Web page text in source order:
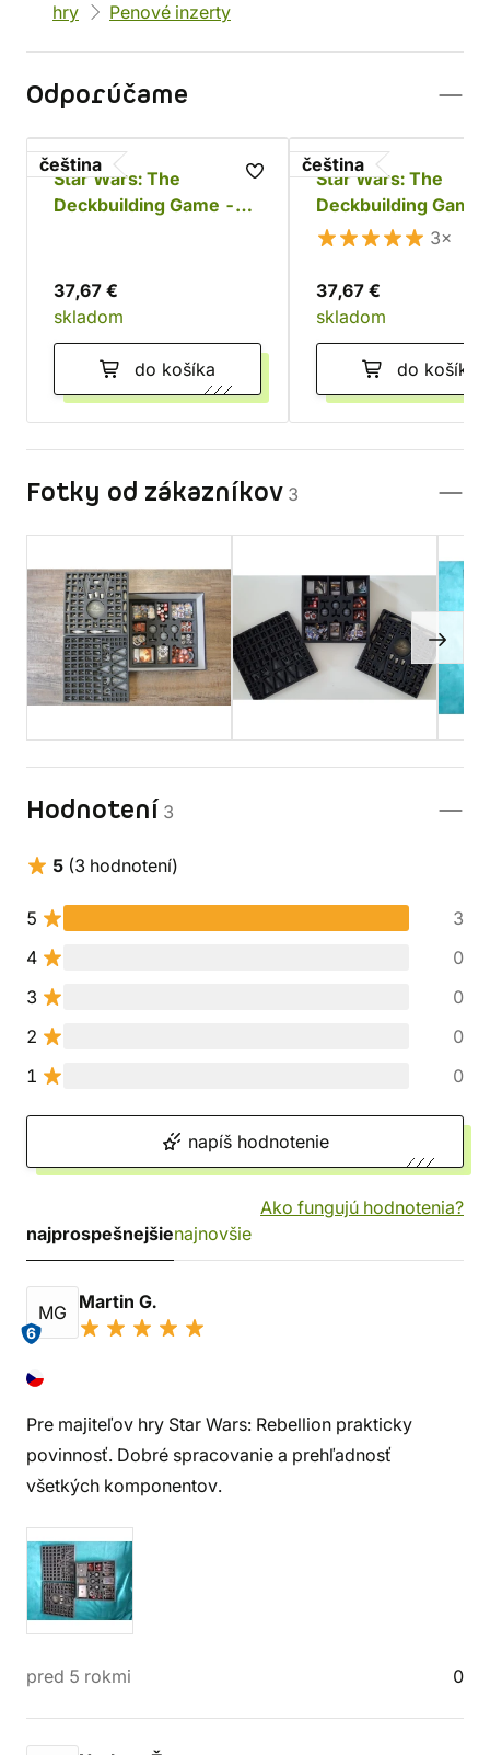
hry
Penové inzerty
Odporúčame
čeština
Star Wars: The
Deckbuilding Game -
37,67 €
skladom
do košíka
čeština
Star Wars: The
Deckbuilding Game
(česky)
3×
37,67 €
skladom
do košíka
Fotky od zákazníkov 3
Hodnotení 3
5 (3 hodnotení)
5
3
4
0
3
0
2
0
1
0
napíš hodnotenie
Ako fungujú hodnotenia?
najprospešnejšienajnovšie
MG
6
Martin G.
Pre majiteľov hry Star Wars: Rebellion prakticky
povinnosť. Dobré spracovanie a prehľadnosť
všetkých komponentov.
pred 5 rokmi 0